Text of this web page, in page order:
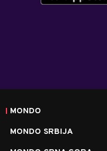
MONDO
MONDO SRBIJA